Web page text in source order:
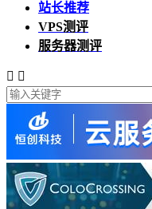
站长推荐
VPS测评
服务器测评
 